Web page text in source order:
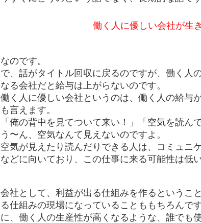
働く人に優しい会社が生
なのです。
で、話がタイトル回収に戻るのですが、働く人
なる会社だと給与は上がらないのです。
働く人に優しい会社というのは、働く人の給与
も言えます。
「俺の背中を見てついて来い！」「空気を読ん
う〜ん、空気なんて見えないのですよ。
空気が見えたり読んだりできる人は、コミュニ
などに向いており、この仕事に来る可能性は低い
会社として、利益が出る仕組みを作るというこ
る仕組みの現場になっていることももちろんで
に、働く人の生産性が高くなるような、誰でも